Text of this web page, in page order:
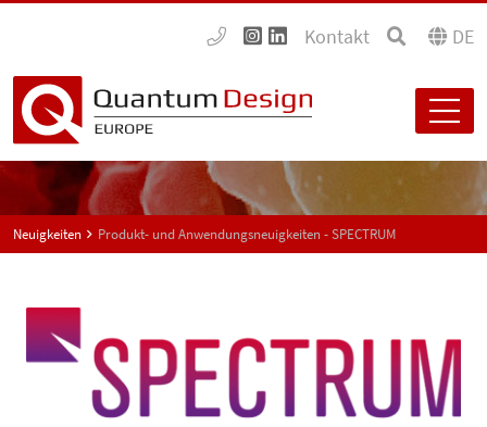
Kontakt DE
Neuigkeiten Produkt- und Anwendungsneuigkeiten - SPECTRUM